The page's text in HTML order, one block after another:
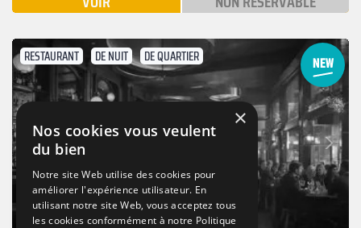
RESTAURANT DE NUIT DE QUARTIER
Précédent
Suivant
×
Nos cookies vous veulent
du bien
Notre site Web utilise des cookies pour
améliorer l'expérience utilisateur. En
utilisant notre site Web, vous acceptez tous
les cookies conformément à notre Politique